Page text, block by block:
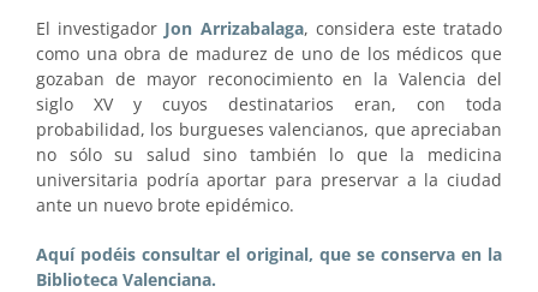
El investigador Jon Arrizabalaga, considera este tratado
como una obra de madurez de uno de los médicos que
gozaban de mayor reconocimiento en la Valencia del
siglo XV y cuyos destinatarios eran, con toda
probabilidad, los burgueses valencianos, que apreciaban
no sólo su salud sino también lo que la medicina
universitaria podría aportar para preservar a la ciudad
ante un nuevo brote epidémico.
Aquí podéis consultar el original, que se conserva en la
Biblioteca Valenciana.